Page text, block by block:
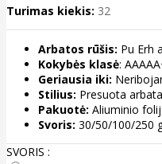
Turimas kiekis: 32
Arbatos rūšis: Pu Erh
Kokybės klasė:
Geriausia iki:
Stilius: Presuota arbata
Pakuotė: Aliuminio
Svoris: 30/50/100/250
SVORIS :